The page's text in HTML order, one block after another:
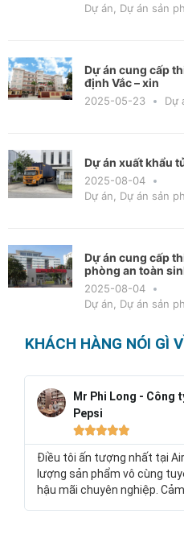
Dự án
Dự án sản
Dự án cung cấp
định Vắc – xin
2025-05-23 Dự
Dự án xuất khẩu
2025-08-04
Dự án
Dự án sản
Dự án cung cấp
phòng an toàn
2025-08-04
Dự án
Dự án sản
KHÁCH HÀNG NÓI GÌ
Mr Phi Long - Công
Pepsi

Điều tôi ấn tượng nhất tại
lượng sản phẩm vô cùng
hậu mãi chuyên nghiệp.